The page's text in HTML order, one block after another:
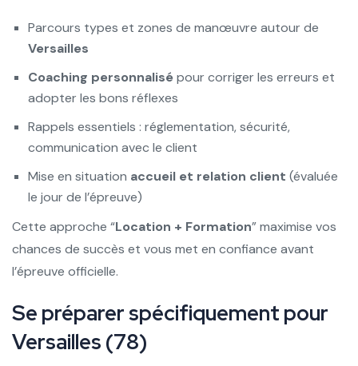
Parcours types et zones de manœuvre autour de
Versailles
Coaching personnalisépour corriger les erreurs et
adopter les bons réflexes
Rappels essentiels : réglementation, sécurité,
communication avec le client
Mise en situation accueil et relation client (évaluée
le jour de l’épreuve)
Cette approche “Location + Formation” maximise vos
chances de succès et vous met en confiance avant
l’épreuve officielle.
Se préparer spécifiquement pour
Versailles (78)